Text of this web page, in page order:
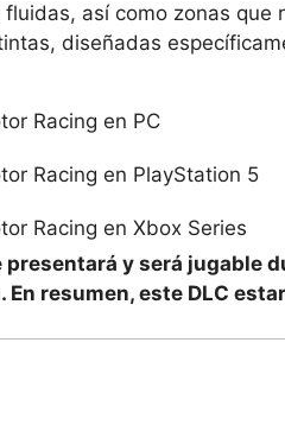
así como zonas
diseñadas
Racing en PC
Racing en PlayStation 5
Racing en Xbox Series
presentará y será jugable
En resumen, este DLC